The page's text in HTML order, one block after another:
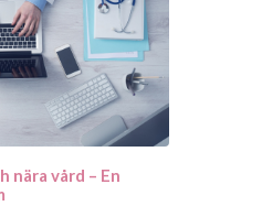
nära vård – En